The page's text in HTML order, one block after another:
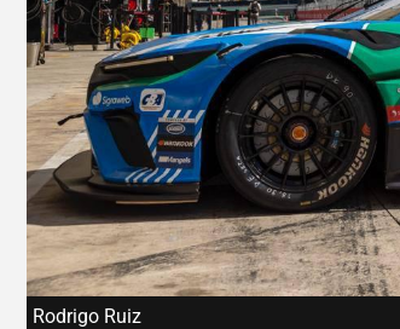
Rodrigo Ruiz